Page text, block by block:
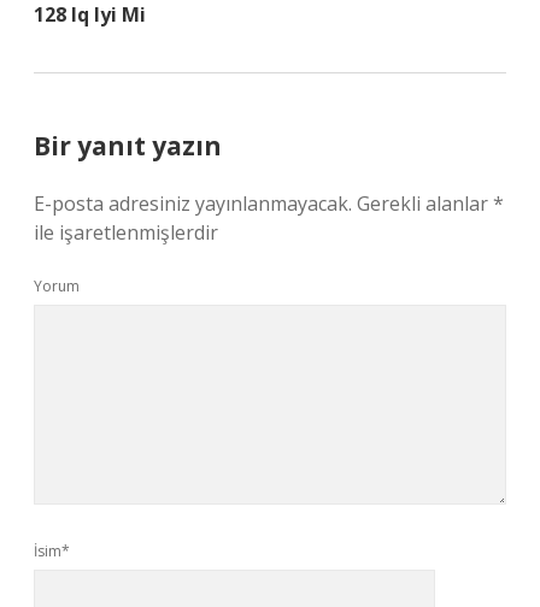
128 Iq Iyi Mi
Bir yanıt yazın
E-posta adresiniz yayınlanmayacak. Gerekli alanlar*
ile işaretlenmişlerdir
Yorum
İsim*